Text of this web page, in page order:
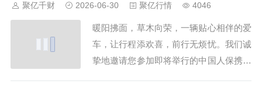
西路火热上演。中国人保携手观园壹号社
区共同举办一场...
聚亿千财 2026-06-30 聚亿行情 4046
暖阳拂面，草木向荣，一辆贴心相伴的爱
车，让行程添欢喜，前行无烦忧。我们诚
挚地邀请您参加即将举行的中国人保携手